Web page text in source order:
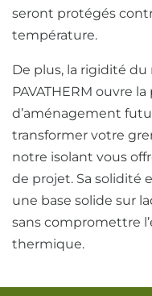
seront protégés
température.
De plus, la rigidité
PAVATHERM ouvre
d’aménagement
transformer votre
notre isolant vous
de projet. Sa solidité
une base solide sur
sans compromettre
thermique.